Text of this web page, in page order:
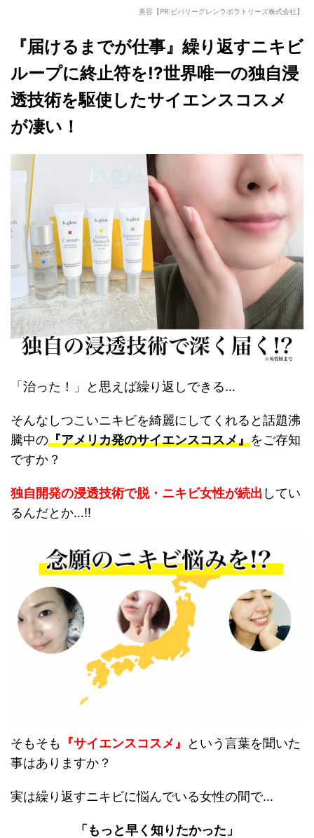
美容【PR:ビバリーグレンラボラトリーズ株式会社】
『届けるまでが仕事』繰り返すニキビ
ループに終止符を!?世界唯一の独自浸
透技術を駆使したサイエンスコスメ
が凄い ！
「治った！」と思えば繰り返しできる…
そんなしつこいニキビを綺麗にしてくれると話題沸
騰中の『アメリカ発のサイエンスコスメ』をご存知
ですか？
独自開発の浸透技術で脱・ニキビ女性が続出 してい
るんだとか…!!
そもそも 『サイエンスコスメ』
という言葉を聞いた
事はありますか？
実は繰り返すニキビに悩んでいる女性の間で…
「もっと早く知りたかった」